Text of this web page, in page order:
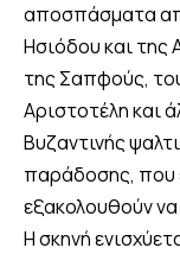
αποσπάσματα
Ησιόδου και της
της Σαπφούς,
Αριστοτέλη και
Βυζαντινής
παράδοσης, που
εξακολουθούν να
Η σκηνή